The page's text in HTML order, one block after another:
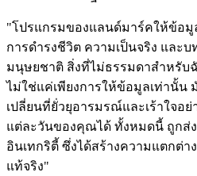
"โปรแกรมของแลนด์มาร์คให้ข้อ
การดำรงชีวิต ความเป็นจริง และ
มนุษยชาติ สิ่งที่ไม่ธรรมดาสำหรั
ไม่ใช่แค่เพียงการให้ข้อมูลเท่านั้น
เปลี่ยนที่ยั่วยุอารมรณ์และเร้าใจอ
แต่ละวันของคุณได้ ทั้งหมดนี้ ถูกส่
อินเทกริตี้ ซึ่งได้สร้างความแตกต่า
แท้จริง"